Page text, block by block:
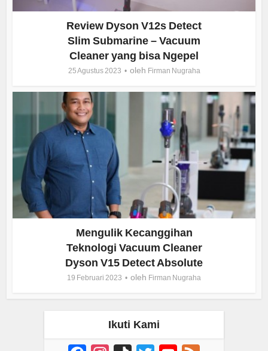
Review Dyson V12s Detect
Slim Submarine – Vacuum
Cleaner yang bisa Ngepel
25 Agustus 2023 oleh Firman Nugraha
Mengulik Kecanggihan
Teknologi Vacuum Cleaner
Dyson V15 Detect Absolute
19 Februari 2023 oleh Firman Nugraha
Ikuti Kami